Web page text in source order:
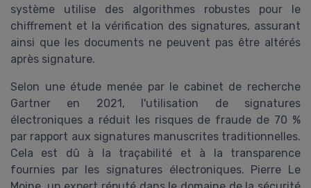
système utilise des algorithmes robustes pour le
chiffrement et la vérification des signatures, assurant
ainsi que les documents ne peuvent pas être altérés
après signature.
Selon une étude menée par le cabinet de recherche
Gartner en 2021, l'utilisation de signatures
électroniques a réduit les risques de fraude de 70 %
par rapport aux signatures manuscrites traditionnelles.
Cela est dû à la traçabilité et à la transparence
fournies par les signatures électroniques. Pierre Le